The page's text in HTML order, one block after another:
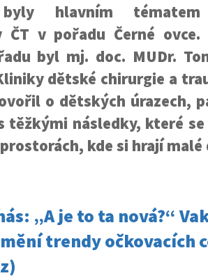
hlavním tématem
ČT v pořadu Černé ovce.
byl mj. doc. MUDr.
dětské chirurgie a
o dětských úrazech,
těžkými následky, které
kde si hrají malé
„A je to ta nová?“
trendy očkovacích